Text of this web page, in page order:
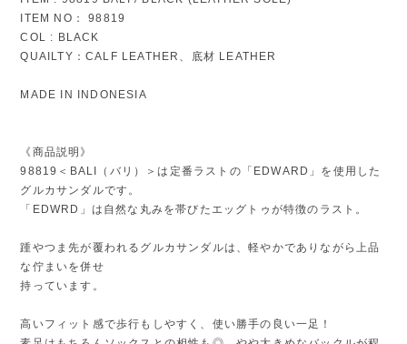
ITEM NO： 98819
COL : BLACK
QUAILTY：CALF LEATHER、底材 LEATHER
MADE IN INDONESIA
《商品説明》
98819＜BALI（バリ）＞は定番ラストの「EDWARD」を使用した
グルカサンダルです。
「EDWRD」は自然な丸みを帯びたエッグトゥが特徴のラスト。
踵やつま先が覆われるグルカサンダルは、軽やかでありながら上品
な佇まいを併せ
持っています。
高いフィット感で歩行もしやすく、使い勝手の良い一足！